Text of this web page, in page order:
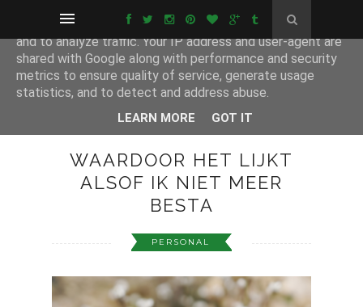
WAARDOOR HET LIJKT
ALSOF IK NIET MEER
BESTA
PERSONAL
This site uses cookies from Google to deliver its services
and to analyze traffic. Your IP address and user-agent are
shared with Google along with performance and security
metrics to ensure quality of service, generate usage
statistics, and to detect and address abuse.
LEARN MORE GOT IT